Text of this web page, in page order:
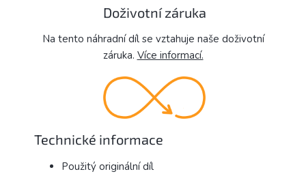
Doživotní záruka
Na tento náhradní díl se vztahuje naše doživotní
záruka. Více informací.
Technické informace
Použitý originální díl